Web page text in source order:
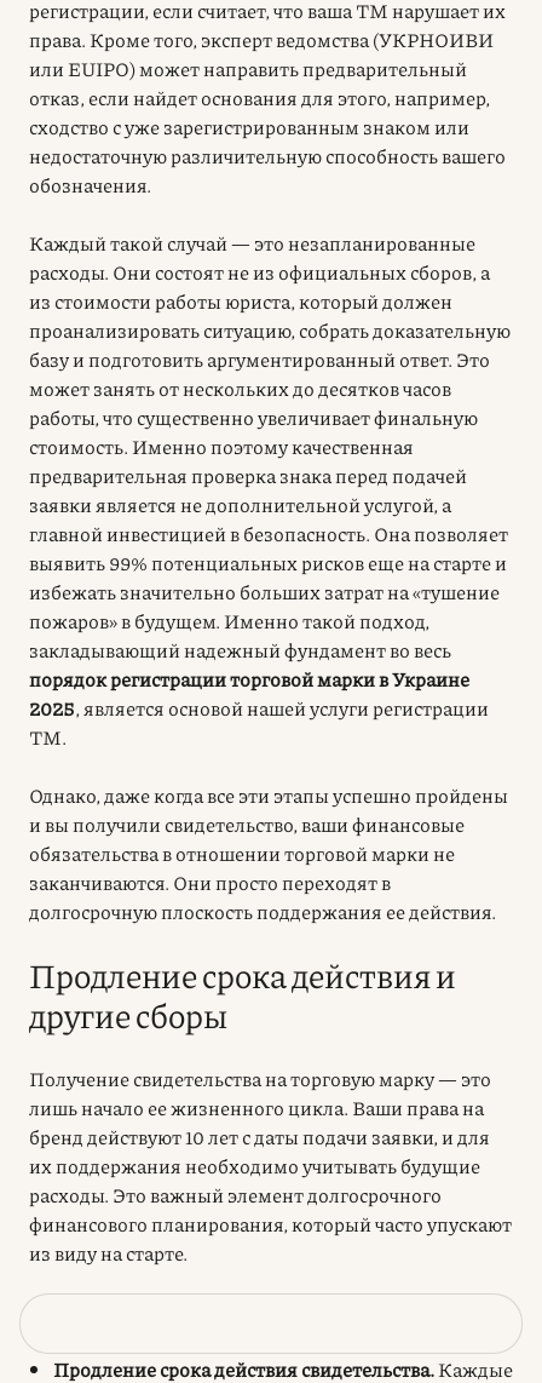
регистрации, если считает, что ваша ТМ нарушает их
права. Кроме того, эксперт ведомства (УКРНОИВИ
или EUIPO) может направить предварительный
отказ, если найдет основания для этого, например,
сходство с уже зарегистрированным знаком или
недостаточную различительную способность вашего
обозначения.
Каждый такой случай — это незапланированные
расходы. Они состоят не из официальных сборов, а
из стоимости работы юриста, который должен
проанализировать ситуацию, собрать доказательную
базу и подготовить аргументированный ответ. Это
может занять от нескольких до десятков часов
работы, что существенно увеличивает финальную
стоимость. Именно поэтому качественная
предварительная проверка знака перед подачей
заявки является не дополнительной услугой, а
главной инвестицией в безопасность. Она позволяет
выявить 99% потенциальных рисков еще на старте и
избежать значительно больших затрат на «тушение
пожаров» в будущем. Именно такой подход,
закладывающий надежный фундамент во весь
порядок регистрации торговой марки в Украине
2025, является основой нашей услуги регистрации
ТМ.
Однако, даже когда все эти этапы успешно пройдены
и вы получили свидетельство, ваши финансовые
обязательства в отношении торговой марки не
заканчиваются. Они просто переходят в
долгосрочную плоскость поддержания ее действия.
Продление срока действия и
другие сборы
Получение свидетельства на торговую марку — это
лишь начало ее жизненного цикла. Ваши права на
бренд действуют 10 лет с даты подачи заявки, и для
их поддержания необходимо учитывать будущие
расходы. Это важный элемент долгосрочного
финансового планирования, который часто упускают
из виду на старте.
Основные расходы после регистрации включают:
Продление срока действия свидетельства.Каждые